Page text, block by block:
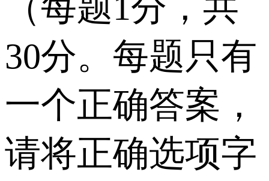
30分。每题只有
一个正确答案，
请将正确选项字